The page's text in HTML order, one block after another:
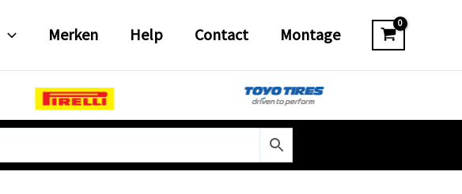
Merken Help Contact Montage